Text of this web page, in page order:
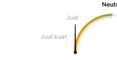
Jual
Jual kuat